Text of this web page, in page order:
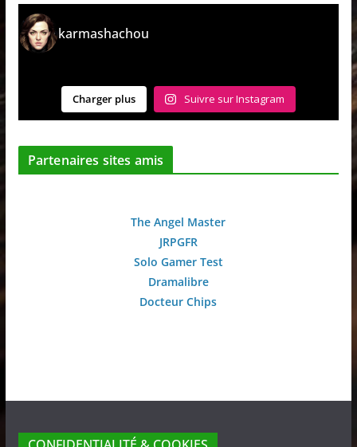
karmashachou
Charger plus Suivre sur Instagram
Partenaires sites amis
The Angel Master
JRPGFR
Solo Gamer Test
Dramalibre
Docteur Chips